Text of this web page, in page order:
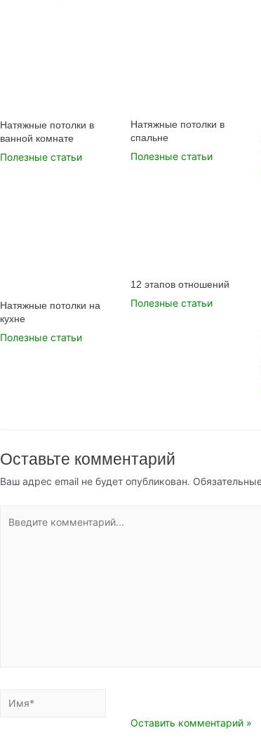
Натяжные потолки в
ванной комнате
Полезные статьи
Натяжные потолки в
спальне
Полезные статьи
Натяжные потолки на
кухне
Полезные статьи
12 этапов отношений
Полезные статьи
Оставьте комментарий
Ваш адрес email не будет опубликован.
комментарий...
Имя*